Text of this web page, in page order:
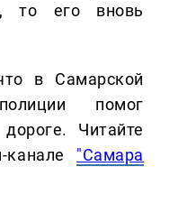
то его вновь
в Самарской
помог
Читайте
канале "Самара